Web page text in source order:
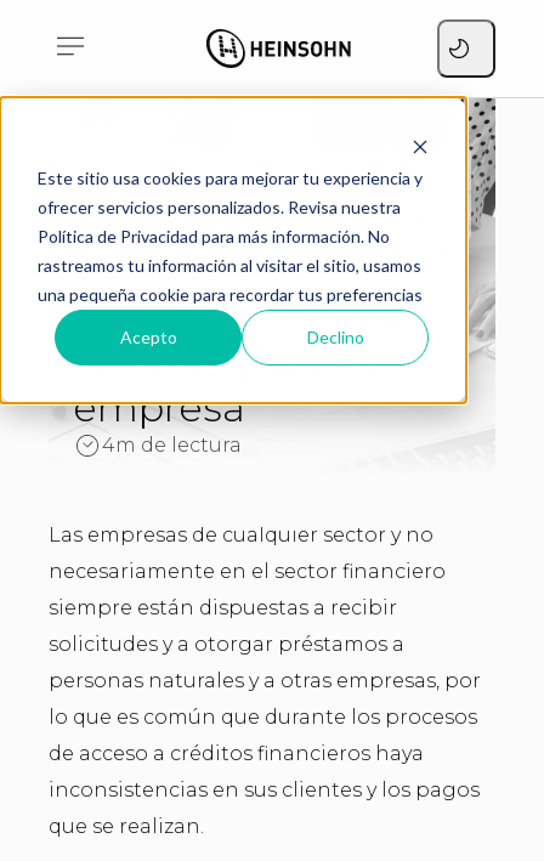
Este sitio usa cookies para mejorar tu experiencia y
ofrecer servicios personalizados. Revisa nuestra
Política de Privacidad para más información. No
rastreamos tu información al visitar el sitio, usamos
una pequeña cookie para recordar tus preferencias
Acepto Declino
Software de
administración de
créditos para tu empresa
Software de
administración de
créditos para tu
empresa
4m de lectura
Las empresas de cualquier sector y no
necesariamente en el sector financiero
siempre están dispuestas a recibir
solicitudes y a otorgar préstamos a
personas naturales y a otras empresas, por
lo que es común que durante los procesos
de acceso a créditos financieros haya
inconsistencias en sus clientes y los pagos
que se realizan.